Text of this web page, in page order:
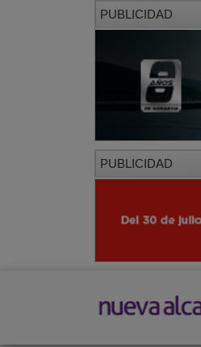
PUBLICIDAD
PUBLICIDAD